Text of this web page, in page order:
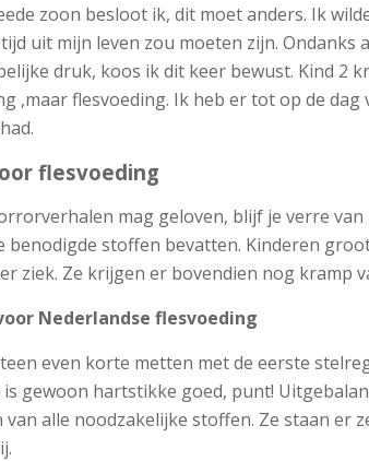
zoon besloot ik, dit moet anders. Ik
uit mijn leven zou moeten zijn. Ondanks
druk, koos ik dit keer bewust. Kind 2
,maar flesvoeding. Ik heb er tot op de dag
flesvoeding
mag geloven, blijf je verre
benodigde stoffen bevatten. Kinderen
ziek. Ze krijgen er bovendien nog kramp
Nederlandse flesvoeding
even korte metten met de eerste
gewoon hartstikke goed, punt!
van alle noodzakelijke stoffen. Ze staan er